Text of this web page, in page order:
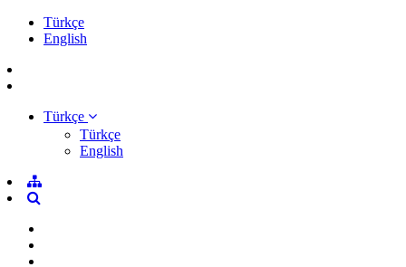
Türkçe
English
Türkçe
Türkçe
English